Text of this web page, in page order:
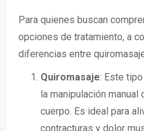
Para quienes buscan
opciones de tratamiento, a
diferencias entre
Quiromasaje: Este
la manipulación
cuerpo. Es ideal para
contracturas y dolor